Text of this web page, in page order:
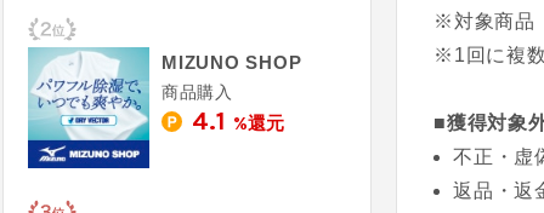
※対象商品
※1回に複
■獲得対象
不正・虚
返品・返
MIZUNO SHOP
商品購入
4.1 %還元